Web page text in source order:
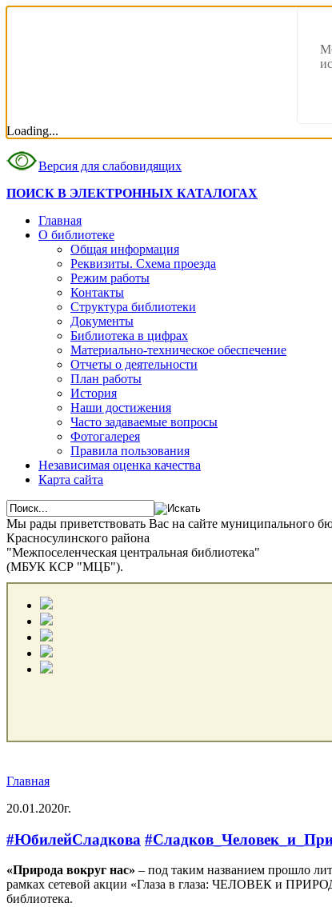
Loading...
Версия для слабовидящих
ПОИСК В ЭЛЕКТРОННЫХ КАТАЛОГАХ
Главная
О библиотеке
Общая информация
Реквизиты. Схема проезда
Режим работы
Контакты
Структура библиотеки
Документы
Библиотека в цифрах
Материально-техническое обеспечение
Отчеты о деятельности
План работы
История
Наши достижения
Часто задаваемые вопросы
Фотогалерея
Правила пользования
Независимая оценка качества
Карта сайта
Мы рады приветствовать Вас на сайте муниципального
Красносулинского района
"Межпоселенческая центральная библиотека"
(МБУК КСР "МЦБ").
Главная
20.01.2020г.
#ЮбилейСладкова
«Природа вокруг нас» – под таким названием прошло
рамках сетевой акции «Глаза в глаза: ЧЕЛОВЕК и
библиотека.